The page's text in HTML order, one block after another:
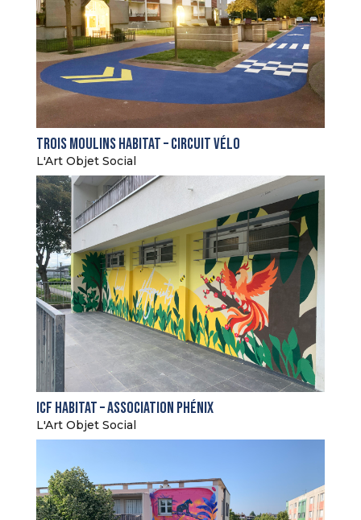
Trois Moulins Habitat – Circuit vélo
L'Art Objet Social
Icf Habitat – Association Phénix
L'Art Objet Social